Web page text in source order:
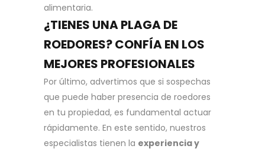
alimentaria.
¿TIENES UNA PLAGA DE
ROEDORES? CONFÍA EN LOS
MEJORES PROFESIONALES
Por último, advertimos que si sospechas
que puede haber presencia de roedores
en tu propiedad, es fundamental actuar
rápidamente. En este sentido, nuestros
especialistas tienen la experiencia y